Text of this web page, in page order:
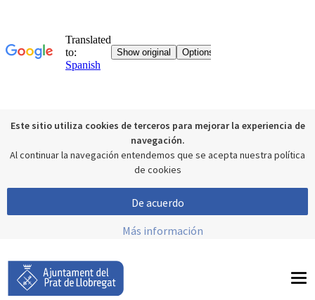
Este sitio utiliza cookies de terceros para mejorar la experiencia de
navegación.
Al continuar la navegación entendemos que se acepta nuestra política
de cookies
De acuerdo
Más información